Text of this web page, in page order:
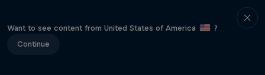
Want to see content from United States of America
?
Continue